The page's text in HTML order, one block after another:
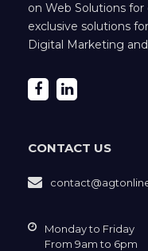
on Web Solutions
exclusive solutions
Digital Marketing
CONTACT US
Monday to Friday
From 9am to 6pm